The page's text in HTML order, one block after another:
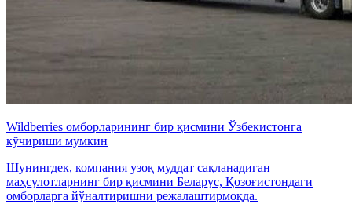
Wildberries омборларининг бир қисмини Ўзбекистонга
кўчириши мумкин
Шунингдек, компания узоқ муддат сақланадиган
маҳсулотларнинг бир қисмини Беларус, Қозоғистондаги
омборларга йўналтиришни режалаштирмоқда.